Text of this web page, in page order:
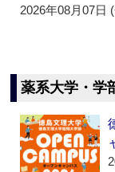
2026年08月07日
薬系大学・学